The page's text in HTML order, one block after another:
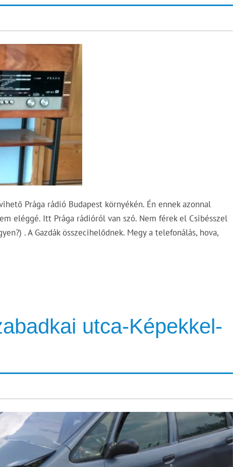
Prága rádió Budapest környékén. Én ennek azonnal
eléggé. Itt Prága rádióról van szó. Nem férek el Csibésszel
. A Gazdák összecihelődnek. Megy a telefonálás, hova,
utca-Képekkel-